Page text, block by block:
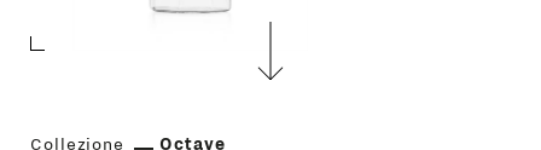
Collezione
Octave